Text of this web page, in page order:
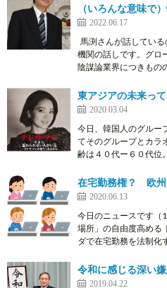
（いろんな意味で
2022.06.17
馬渕さんが話してい
機関の話しです。グロ
陰謀論業界につきもの
東アジアの未来っ
2020.03.04
今日、韓国人のグルー
てそのグループとカラ
齢は４０代ー６０代位
在宅勤務権？ 欧州
2020.06.13
今日のニュースです
場所」の自由度高める
ダで在宅勤務を法制化
令和に感じる深い
2019.04.22